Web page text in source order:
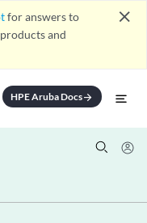
for answers to
and
close
HPE Aruba Docsarrow_forward